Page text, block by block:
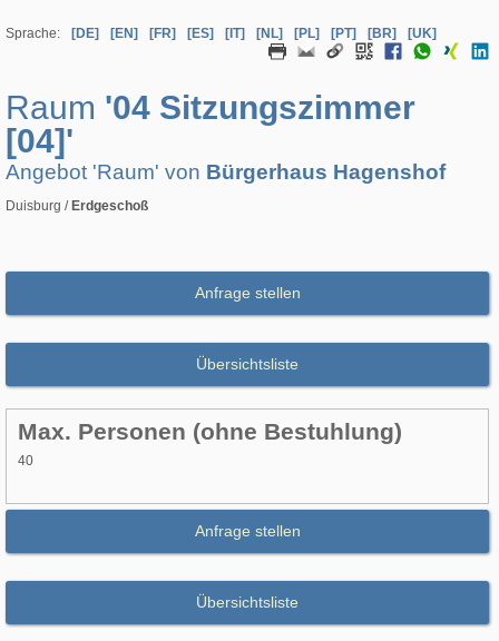
Sprache: [DE] [EN] [FR] [ES] [IT] [NL] [PL] [PT] [BR] [UK]
Raum '04 Sitzungszimmer
[04]'
Angebot 'Raum' von Bürgerhaus Hagenshof
Duisburg / Erdgeschoß
Anfrage stellen
Übersichtsliste
Max. Personen (ohne Bestuhlung)
40
Anfrage stellen
Übersichtsliste